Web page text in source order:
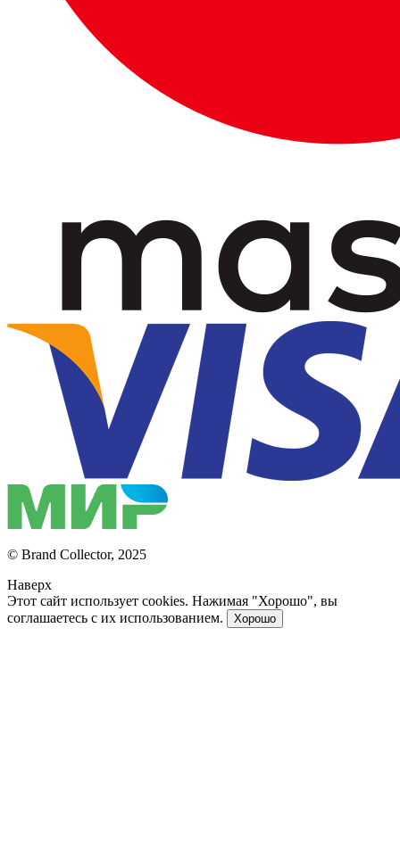
© Brand Collector, 2025
Наверх
Этот сайт использует cookies. Нажимая "Хорошо", вы
соглашаетесь с их использованием.
Хорошо